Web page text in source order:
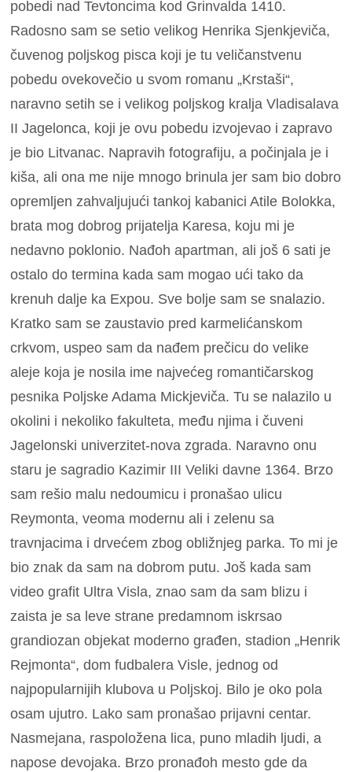
pobedi nad Tevtoncima kod Grinvalda 1410.
Radosno sam se setio velikog Henrika Sjenkjeviča,
čuvenog poljskog pisca koji je tu veličanstvenu
pobedu ovekovečio u svom romanu „Krstaši“,
naravno setih se i velikog poljskog kralja Vladisalava
II Jagelonca, koji je ovu pobedu izvojevao i zapravo
je bio Litvanac. Napravih fotografiju, a počinjala je i
kiša, ali ona me nije mnogo brinula jer sam bio dobro
opremljen zahvaljujući tankoj kabanici Atile Bolokka,
brata mog dobrog prijatelja Karesa, koju mi je
nedavno poklonio. Nađoh apartman, ali još 6 sati je
ostalo do termina kada sam mogao ući tako da
krenuh dalje ka Expou. Sve bolje sam se snalazio.
Kratko sam se zaustavio pred karmelićanskom
crkvom, uspeo sam da nađem prečicu do velike
aleje koja je nosila ime najvećeg romantičarskog
pesnika Poljske Adama Mickjeviča. Tu se nalazilo u
okolini i nekoliko fakulteta, među njima i čuveni
Jagelonski univerzitet-nova zgrada. Naravno onu
staru je sagradio Kazimir III Veliki davne 1364. Brzo
sam rešio malu nedoumicu i pronašao ulicu
Reymonta, veoma modernu ali i zelenu sa
travnjacima i drvećem zbog obližnjeg parka. To mi je
bio znak da sam na dobrom putu. Još kada sam
video grafit Ultra Visla, znao sam da sam blizu i
zaista je sa leve strane predamnom iskrsao
grandiozan objekat moderno građen, stadion „Henrik
Rejmonta“, dom fudbalera Visle, jednog od
najpopularnijih klubova u Poljskoj. Bilo je oko pola
osam ujutro. Lako sam pronašao prijavni centar.
Nasmejana, raspoložena lica, puno mladih ljudi, a
napose devojaka. Brzo pronađoh mesto gde da